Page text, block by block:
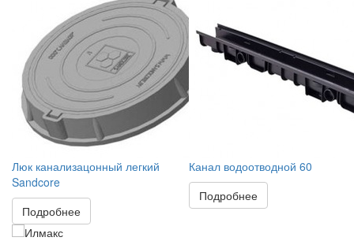
Люк канализацонный легкий
Sandcore
Подробнее
Канал водоотводной 60
Подробнее